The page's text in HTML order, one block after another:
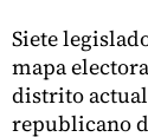
Siete
mapa
distrito
republicano